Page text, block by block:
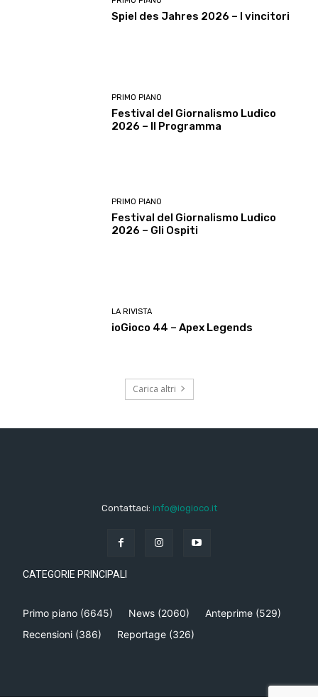
Spiel des Jahres 2026 – I vincitori
PRIMO PIANO
Festival del Giornalismo Ludico
2026 – Il Programma
PRIMO PIANO
Festival del Giornalismo Ludico
2026 – Gli Ospiti
LA RIVISTA
ioGioco 44 – Apex Legends
Carica altri
Contattaci: info@iogioco.it
CATEGORIE PRINCIPALI
Primo piano (6645) News (2060) Anteprime (529)
Recensioni (386) Reportage (326)